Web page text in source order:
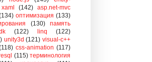
xaml (142) asp.net-mvc
оптимизация (133)
(130)
память
(122) linq
(122)
unity3d (121) visual-c++
css-animation (117)
(115) терминология